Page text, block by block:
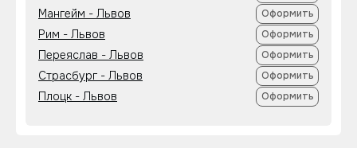
Мангейм - Львов Оформить
Рим - Львов Оформить
Переяслав - Львов Оформить
Страсбург - Львов Оформить
Плоцк - Львов Оформить